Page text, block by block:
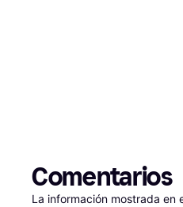
Comentarios
La información mostrada